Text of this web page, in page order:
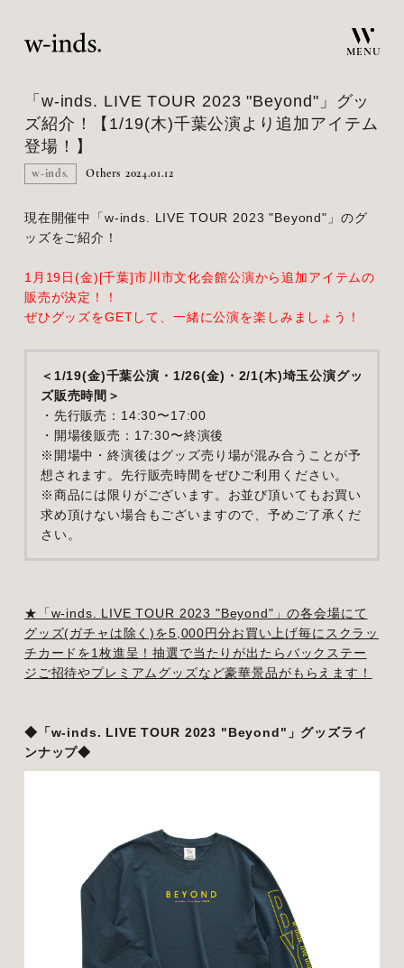
MENU
「w-inds. LIVE TOUR 2023 "Beyond"」グッ
ズ紹介！【1/19(木)千葉公演より追加アイテム
登場！】
w-inds. Others 2024.01.12
現在開催中「w-inds. LIVE TOUR 2023 "Beyond"」のグ
ッズをご紹介！
1月19日(金)[千葉]市川市文化会館公演から追加アイテムの
販売が決定！！
ぜひグッズをGETして、一緒に公演を楽しみましょう！
＜1/19(金)千葉公演・1/26(金)・2/1(木)埼玉公演グッ
ズ販売時間＞
・先行販売：14:30〜17:00
・開場後販売：17:30〜終演後
※開場中・終演後はグッズ売り場が混み合うことが予
想されます。先行販売時間をぜひご利用ください。
※商品には限りがございます。お並び頂いてもお買い
求め頂けない場合もございますので、予めご了承くだ
さい。
★「w-inds. LIVE TOUR 2023 "Beyond"」の各会場にて
グッズ(ガチャは除く)を5,000円分お買い上げ毎にスクラッ
チカードを1枚進呈！抽選で当たりが出たらバックステー
ジご招待やプレミアムグッズなど豪華景品がもらえます！
◆「w-inds. LIVE TOUR 2023 "Beyond"」グッズライ
ンナップ◆